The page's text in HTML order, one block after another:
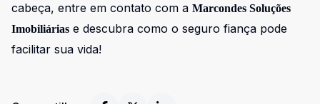
cabeça, entre em contato com a Marcondes Soluções
Imobiliárias e descubra como o seguro fiança pode
facilitar sua vida!